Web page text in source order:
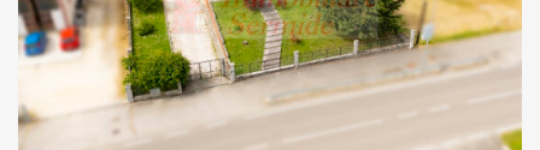
Tipo contratto:
Metratura Commerciale: